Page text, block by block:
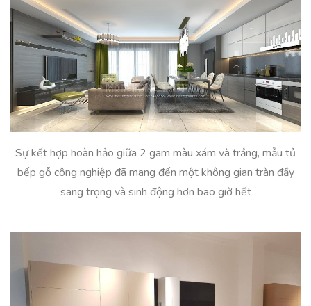
Sự kết hợp hoàn hảo giữa 2 gam màu xám và trắng, mẫu tủ
bếp gỗ công nghiệp đã mang đến một không gian tràn đầy
sang trọng và sinh động hơn bao giờ hết